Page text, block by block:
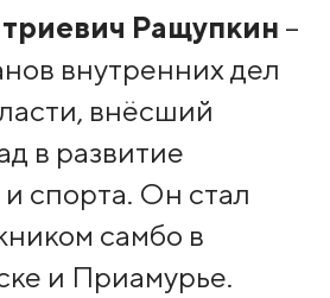
Ращупкин –
внутренних дел
внёсший
в развитие
спорта. Он стал
самбо в
и Приамурье.